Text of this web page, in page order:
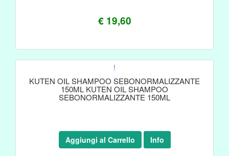
€ 19,60
!
KUTEN OIL SHAMPOO SEBONORMALIZZANTE
150ML KUTEN OIL SHAMPOO
SEBONORMALIZZANTE 150ML
Aggiungi al Carrello Info